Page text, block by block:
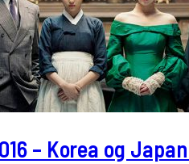
– Korea og